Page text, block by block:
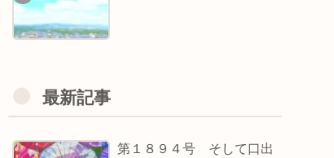
最新記事
第１８９４号 そして口出